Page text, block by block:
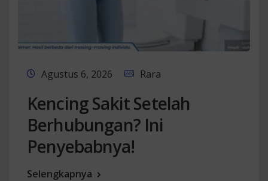
Agustus 6, 2026 Rara
Kencing Sakit Setelah
Berhubungan? Ini
Penyebabnya!
Selengkapnya